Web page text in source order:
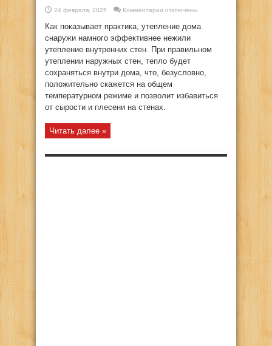
24 февраля, 2025 Комментарии
бревенчатого
дома
отключены
Как показывает практика, утепление дома
снаружи намного эффективнее нежили
утепление внутренних стен. При правильном
утеплении наружных стен, тепло будет
сохраняться внутри дома, что, безусловно,
положительно скажется на общем
температурном режиме и позволит избавиться
от сырости и плесени на стенах.
Читать далее »